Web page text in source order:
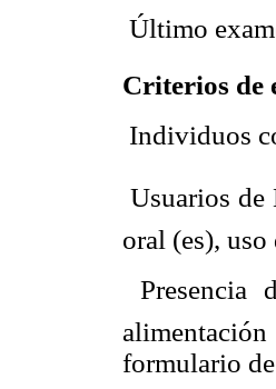
 Último
Criterios de
 Individuos
 Usuarios
oral (es),

formulario